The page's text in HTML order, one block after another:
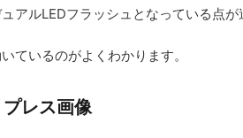
アルLEDフラッシュとなっている点が
ているのがよくわかります。
レス画像